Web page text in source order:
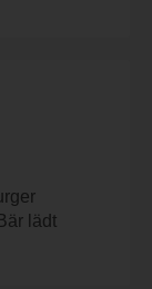
lädt